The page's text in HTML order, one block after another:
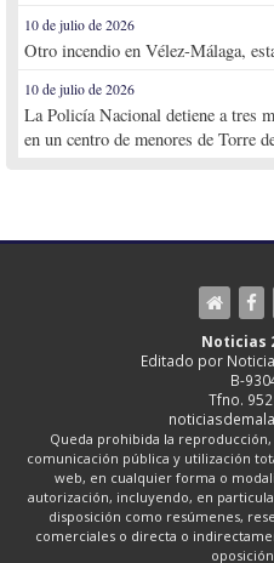
10 de julio de 2026
Otro incendio en Vélez-Málaga,
10 de julio de 2026
La Policía Nacional detiene a tres
en un centro de menores de Torre
Noticias
Editado por
B-
Tfno.
Queda prohibida la
comunicación pública y utilización
web, en cualquier forma o
autorización, incluyendo, en
disposición como resúmenes,
comerciales o directa o